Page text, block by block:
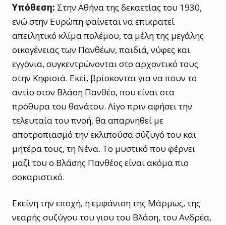
Υπόθεση: Στην Αθήνα της δεκαετίας του 1930,
ενώ στην Ευρώπη φαίνεται να επικρατεί
απειλητικό κλίμα πολέμου, τα μέλη της μεγάλης
οικογένειας των Πανθέων, παιδιά, νύφες και
εγγόνια, συγκεντρώνονται στο αρχοντικό τους
στην Κηφισιά. Εκεί, βρίσκονται για να πουν το
αντίο στον Βλάση Πανθέο, που είναι στα
πρόθυρα του θανάτου. Λίγο πριν αφήσει την
τελευταία του πνοή, θα απαρνηθεί με
αποτροπιασμό την εκλιπούσα σύζυγό του και
μητέρα τους, τη Νένα. Το μυστικό που φέρνει
μαζί του ο Βλάσης Πανθέος είναι ακόμα πιο
σοκαριστικό.
Εκείνη την εποχή, η εμφάνιση της Μάρμως, της
νεαρής συζύγου του γιου του Βλάση, του Ανδρέα,